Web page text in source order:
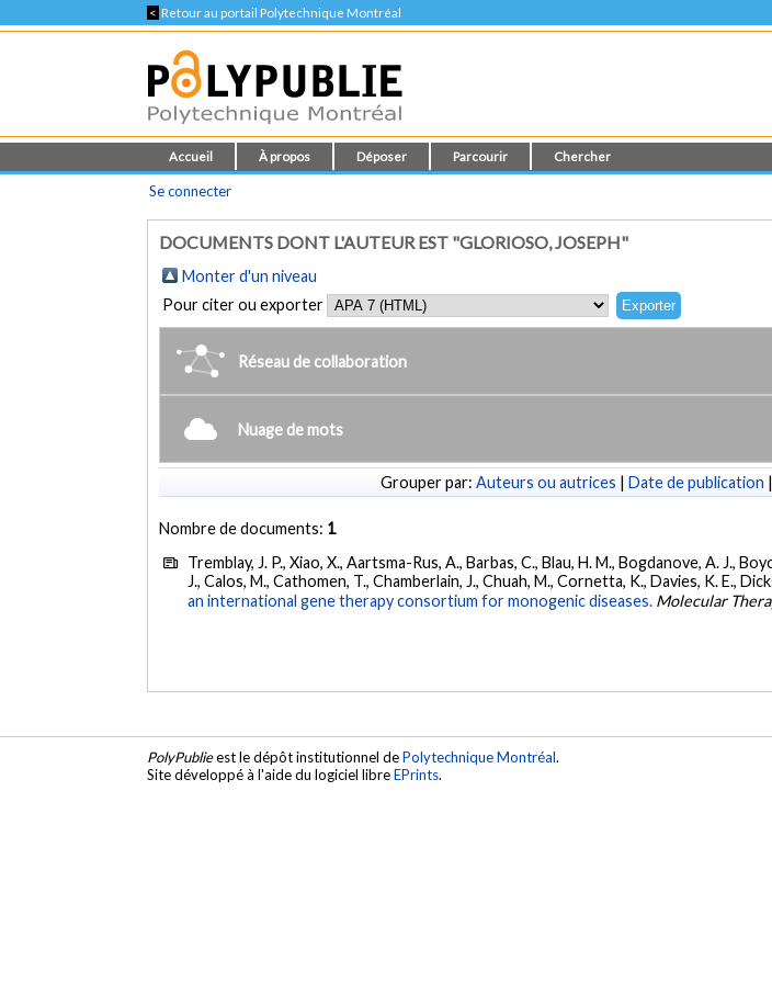
< Retour au portail Polytechnique Montréal
Accueil À propos Déposer Parcourir Chercher
Se connecter
DOCUMENTS DONT L'AUTEUR EST "GLORIOSO, JOSEPH"
Monter d'un niveau
Pour citer ou exporter
Réseau de collaboration
Nuage de mots
Grouper par: Auteurs ou autrices | Date de publication |
Nombre de documents: 1
Tremblay, J. P., Xiao, X., Aartsma-Rus, A., Barbas, C., Blau, H. M., Bogdanove, A. J.,
J., Calos, M., Cathomen, T., Chamberlain, J., Chuah, M., Cornetta, K., Davies, K. E.,
an international gene therapy consortium for monogenic diseases. Molecular
PolyPublieest le dépôt institutionnel dePolytechnique Montréal.
Site développé à l'aide du logiciel libreEPrints.